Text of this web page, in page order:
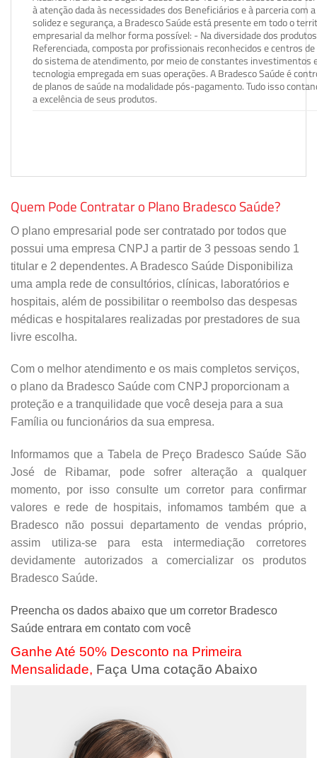
à atenção dada às necessidades dos Beneficiários e à parceria com
solidez e segurança, a Bradesco Saúde está presente em todo o
empresarial da melhor forma possível: - Na diversidade dos
Referenciada, composta por profissionais reconhecidos e centros
do sistema de atendimento, por meio de constantes investimentos
tecnologia empregada em suas operações. A Bradesco Saúde é
de planos de saúde na modalidade pós-pagamento. Tudo isso
a excelência de seus produtos.
Quem Pode Contratar o Plano Bradesco Saúde?
O plano empresarial pode ser contratado por todos que
possui uma empresa CNPJ a partir de 3 pessoas sendo 1
titular e 2 dependentes. A Bradesco Saúde Disponibiliza
uma ampla rede de consultórios, clínicas, laboratórios e
hospitais, além de possibilitar o reembolso das despesas
médicas e hospitalares realizadas por prestadores de sua
livre escolha.
Com o melhor atendimento e os mais completos serviços,
o plano da Bradesco Saúde com CNPJ proporcionam a
proteção e a tranquilidade que você deseja para a sua
Família ou funcionários da sua empresa.
Informamos que a Tabela de Preço Bradesco Saúde São
José de Ribamar, pode sofrer alteração a qualquer
momento, por isso consulte um corretor para confirmar
valores e rede de hospitais, infomamos também que a
Bradesco não possui departamento de vendas próprio,
assim utiliza-se para esta intermediação corretores
devidamente autorizados a comercializar os produtos
Bradesco Saúde.
Preencha os dados abaixo que um corretor Bradesco
Saúde entrara em contato com você
Ganhe Até 50% Desconto na Primeira
Mensalidade, Faça Uma cotação Abaixo